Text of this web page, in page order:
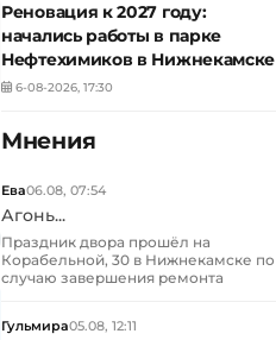
Реновация к 2027 году:
начались работы в парке
Нефтехимиков в Нижнекамске
6-08-2026, 17:30
Мнения
Ева06.08, 07:54
Агонь...
Праздник двора прошёл на
Корабельной, 30 в Нижнекамске по
случаю завершения ремонта
Гульмира05.08, 12:11